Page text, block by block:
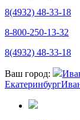
8(4932) 48-33-18
8-800-250-13-32
8(4932) 48-33-18
Ваш город:
Екатеринбург